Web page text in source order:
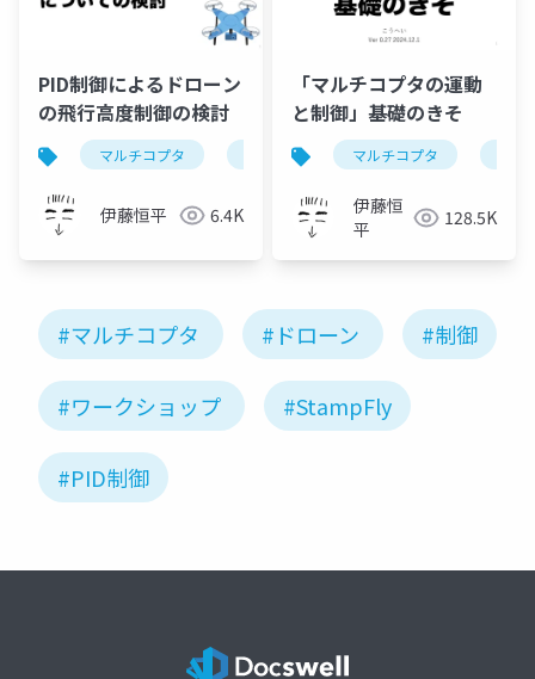
PID制御によるドローン
の飛行高度制御の検討
マルチコプタ ドローン 飛行制御
伊藤恒平 6.4K
「マルチコプタの運動
と制御」基礎のきそ
マルチコプタ
伊藤恒
平
128.5K
#マルチコプタ #ドローン #制御
#ワークショップ #StampFly
#PID制御